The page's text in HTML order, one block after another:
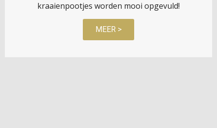
kraaienpootjes worden mooi opgevuld!
MEER >